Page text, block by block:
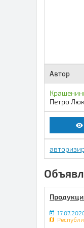
Автор
Петро